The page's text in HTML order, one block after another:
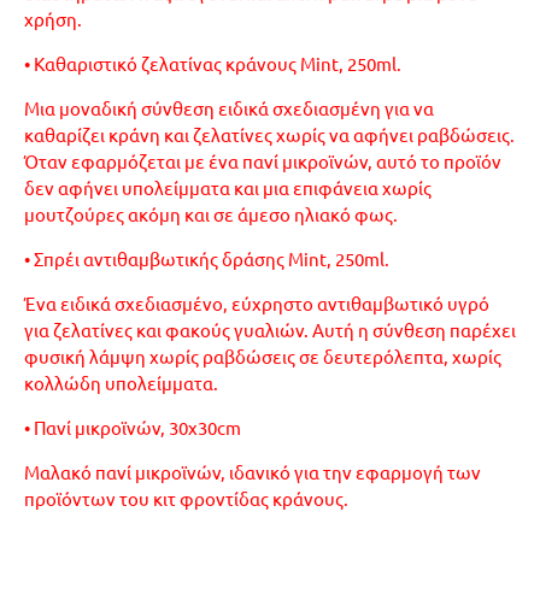
χρήση.
• Καθαριστικό ζελατίνας κράνους Mint, 250ml.
Μια μοναδική σύνθεση ειδικά σχεδιασμένη για να
καθαρίζει κράνη και ζελατίνες χωρίς να αφήνει ραβδώσεις.
Όταν εφαρμόζεται με ένα πανί μικροϊνών, αυτό το προϊόν
δεν αφήνει υπολείμματα και μια επιφάνεια χωρίς
μουτζούρες ακόμη και σε άμεσο ηλιακό φως.
• Σπρέι αντιθαμβωτικής δράσης Mint, 250ml.
Ένα ειδικά σχεδιασμένο, εύχρηστο αντιθαμβωτικό υγρό
για ζελατίνες και φακούς γυαλιών. Αυτή η σύνθεση παρέχει
φυσική λάμψη χωρίς ραβδώσεις σε δευτερόλεπτα, χωρίς
κολλώδη υπολείμματα.
• Πανί μικροϊνών, 30x30cm
Μαλακό πανί μικροϊνών, ιδανικό για την εφαρμογή των
προϊόντων του κιτ φροντίδας κράνους.